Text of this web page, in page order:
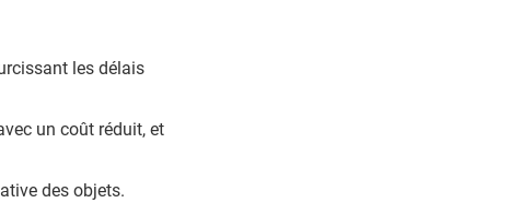
les délais
un coût réduit, et
des objets.